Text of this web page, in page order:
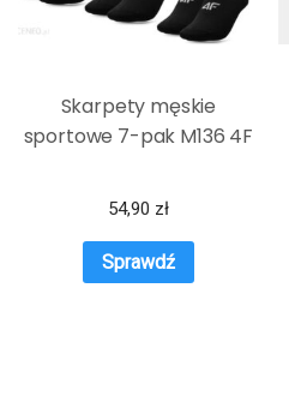
Skarpety męskie
sportowe 7-pak M136 4F
54,90 zł
Sprawdź